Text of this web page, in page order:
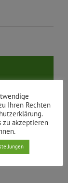
Ihren Rechten
zu akzeptieren